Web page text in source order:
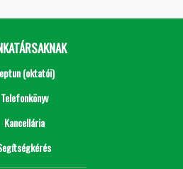
(oktatói)
Telefonkönyv
Kancellária